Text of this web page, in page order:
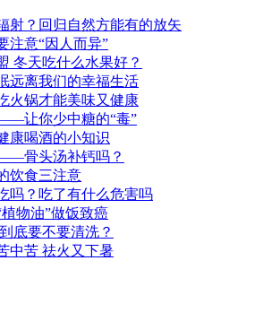
射？回归自然方能有的放矢
注意“因人而异”
冬天吃什么水果好？
远离我们的幸福生活
火锅才能美味又健康
让你少中糖的“毒”
康喝酒的小知识
骨头汤补钙吗？
饮食三注意
吗？吃了有什么危害吗
物油”做饭致癌
底要不要清洗？
中苦 祛火又下暑